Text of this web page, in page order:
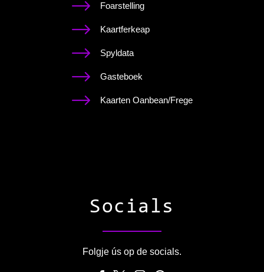
Foarstelling
Kaartferkeap
Spyldata
Gasteboek
Kaarten Oanbean/Frege
Socials
Folgje ús op de socials.